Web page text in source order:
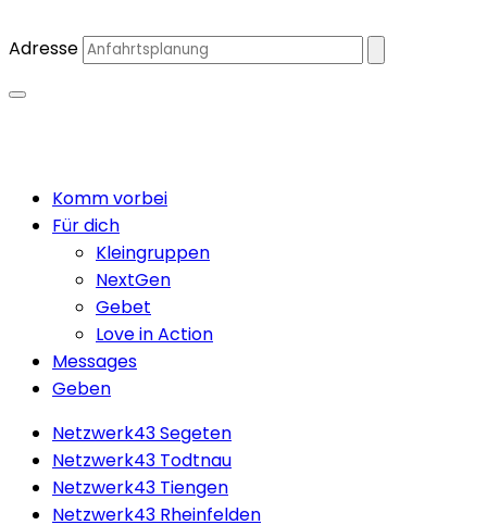
Adresse
Close
Menu
Komm vorbei
Für dich
Kleingruppen
NextGen
Gebet
Love in Action
Messages
Geben
Netzwerk43 Segeten
Netzwerk43 Todtnau
Netzwerk43 Tiengen
Netzwerk43 Rheinfelden